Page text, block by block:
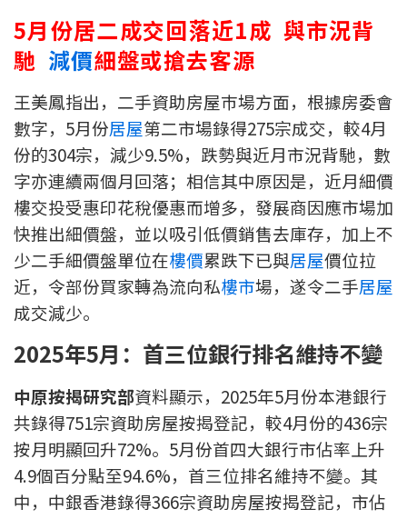
新聞/研究
按市新聞
統計數據庫
按揭快趣智識
按揭智庫
樓按專欄
按揭百科
實時銀行資訊
裝修·保險優惠
免費裝修轉介服務
5月份居二成交回落近1成 與市況背
馳 減價細盤或搶去客源
王美鳳指出，二手資助房屋巿場方面，根據房委會
數字，5月份居屋第二市場錄得275宗成交，較4月
份的304宗，減少9.5%，跌勢與近月市況背馳，數
字亦連續兩個月回落；相信其中原因是，近月細價
樓交投受惠印花稅優惠而增多，發展商因應市場加
快推出細價盤，並以吸引低價銷售去庫存，加上不
少二手細價盤單位在樓價累跌下已與居屋價位拉
近，令部份買家轉為流向私樓市場，遂令二手居屋
成交減少。
2025年5月：首三位銀行排名維持不變
中原按揭研究部資料顯示，2025年5月份本港銀行
共錄得751宗資助房屋按揭登記，較4月份的436宗
按月明顯回升72%。5月份首四大銀行市佔率上升
4.9個百分點至94.6%，首三位排名維持不變。其
中，中銀香港錄得366宗資助房屋按揭登記，市佔